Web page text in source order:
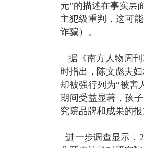
元”的描述在事实层
主犯级重判，这可
诈骗）。
据《南方人物周刊
时指出，陈文彪夫
却被强行列为“被害
期间受益显著，孩
究院品牌和成果的报
进一步调查显示，